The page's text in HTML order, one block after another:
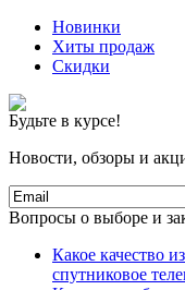
Новинки
Хиты продаж
Скидки
Будьте в курсе!
Новости, обзоры и
Вопросы о выборе и
Какое качество
спутниковое